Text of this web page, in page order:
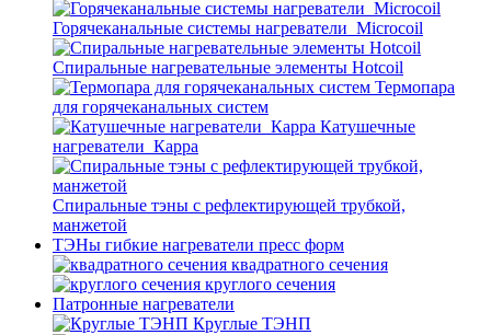
Горячеканальные системы нагреватели_Microcoil
Спиральные нагревательные элементы Hotcoil
Термопара
для горячеканальных систем
Катушечные
нагреватели_Карра
Спиральные тэны с рефлектирующей трубкой,
манжетой
ТЭНы гибкие нагреватели пресс форм
квадратного сечения
круглого сечения
Патронные нагреватели
Круглые ТЭНП